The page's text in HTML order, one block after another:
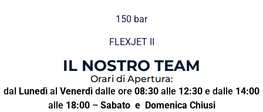
150 bar
FLEXJET II
IL NOSTRO TEAM
Orari di Apertura:
dal
Lunedì al Venerdì dalle ore 08:30 alle 12:30 e dalle 14:00
alle 18:00– Sabato e Domenica Chiusi